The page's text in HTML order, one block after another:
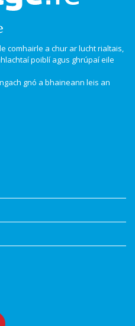
comhairle a chur ar lucht rialtais,
poiblí agus ghrúpaí eile
gnó a bhaineann leis an